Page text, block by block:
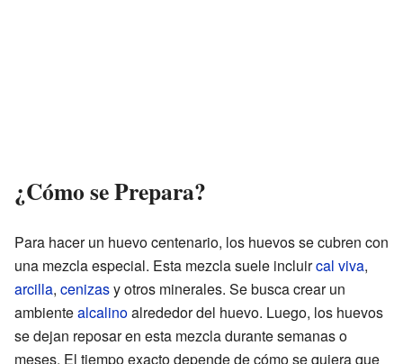
¿Cómo se Prepara?
Para hacer un huevo centenario, los huevos se cubren con
una mezcla especial. Esta mezcla suele incluircal viva,
arcilla, cenizasy otros minerales. Se busca crear un
ambientealcalinoalrededor del huevo. Luego, los huevos
se dejan reposar en esta mezcla durante semanas o
meses. El tiempo exacto depende de cómo se quiera que